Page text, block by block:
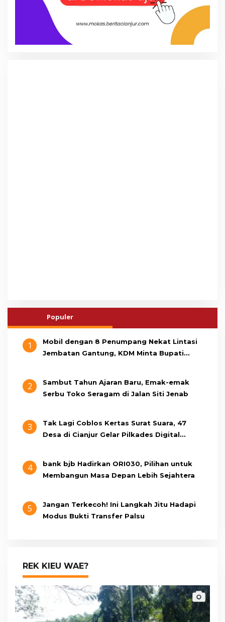
Populer
1
Mobil dengan 8 Penumpang Nekat Lintasi
Jembatan Gantung, KDM Minta Bupati
2
Sambut Tahun Ajaran Baru, Emak-emak
Serbu Toko Seragam di Jalan Siti Jenab
3
Tak Lagi Coblos Kertas Surat Suara, 47
Desa di Cianjur Gelar Pilkades Digital
4
bank bjb Hadirkan ORI030, Pilihan untuk
Membangun Masa Depan Lebih Sejahtera
5
Jangan Terkecoh! Ini Langkah Jitu Hadapi
Modus Bukti Transfer Palsu
REK KIEU WAE?